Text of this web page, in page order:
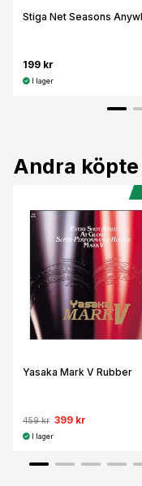
Stiga Net Seasons
199 kr
I lager
Andra
Yasaka Mark V Rubber
459 kr 399 kr
I lager